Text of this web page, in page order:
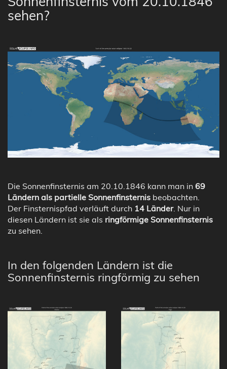
sehen?
Die Sonnenfinsternis am 20.10.1846 kann man in 69
Ländern als partielle Sonnenfinsternis beobachten.
Der Finsternispfad verläuft durch 14 Länder. Nur in
diesen Ländern ist sie als ringförmige Sonnenfinsternis
zu sehen.
In den folgenden Ländern ist die
Sonnenfinsternis ringförmig zu sehen